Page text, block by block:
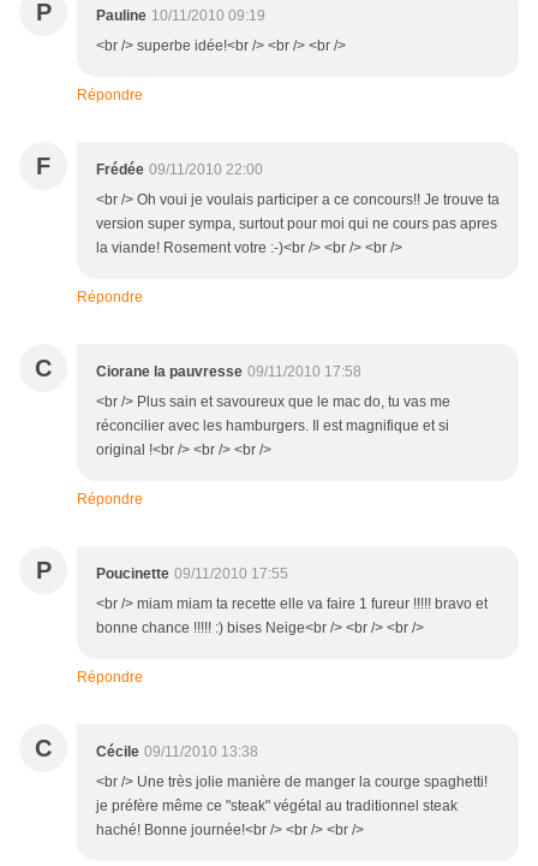
P Pauline 10/11/2010 09:19
<br /> superbe idée!<br /> <br /> <br />
Répondre
F Frédée 09/11/2010 22:00
<br /> Oh voui je voulais participer a ce concours!! Je trouve ta
version super sympa, surtout pour moi qui ne cours pas apres
la viande! Rosement votre :-)<br /> <br /> <br />
Répondre
C Ciorane la pauvresse 09/11/2010 17:58
<br /> Plus sain et savoureux que le mac do, tu vas me
réconcilier avec les hamburgers. Il est magnifique et si
original !<br /> <br /> <br />
Répondre
P Poucinette 09/11/2010 17:55
<br /> miam miam ta recette elle va faire 1 fureur !!!!! bravo et
bonne chance !!!!! :) bises Neige<br /> <br /> <br />
Répondre
C Cécile 09/11/2010 13:38
<br /> Une très jolie manière de manger la courge spaghetti!
je préfère même ce "steak" végétal au traditionnel steak
haché! Bonne journée!<br /> <br /> <br />